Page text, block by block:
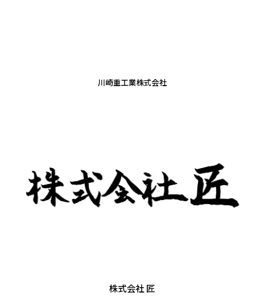
川崎重工業株式会社
株式会社 匠